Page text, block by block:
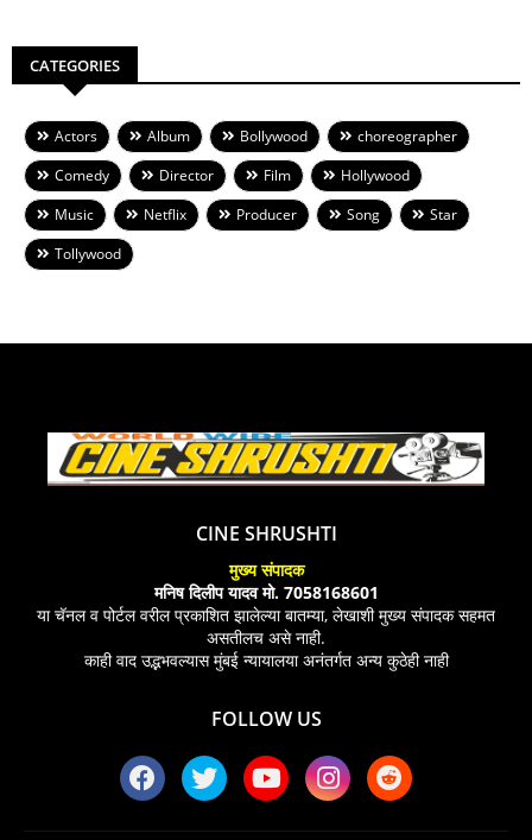
CATEGORIES
Actors Album Bollywood
choreographer
Comedy
Director Film
Hollywood
Music
Netflix Producer Song
Star
Tollywood
CINE SHRUSHTI
मुख्य संपादक
मनिष दिलीप यादव मो. 7058168601
या चॅनल व पोर्टल वरील प्रकाशित झालेल्या बातम्या, लेखाशी मुख्य संपादक सहमत
असतीलच असे नाही.
काही वाद उद्भभवल्यास मुंबई न्यायालया अनंतर्गत अन्य कुठेही नाही
FOLLOW US